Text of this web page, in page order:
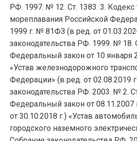
РФ. 1997. № 12. Ст. 1383. 3. Кодекс
мореплавания Российской
1999 г. № 81ФЗ (в ред. от
законодательства РФ. 1999. № 18.
Федеральный закон от 10 января
«Устав железнодорожного
Федерации» (в ред. от 02.08.2019
законодательства РФ. 2003. № 2.
Федеральный закон от
от 30.10.2018 г.) «Устав
городского наземного